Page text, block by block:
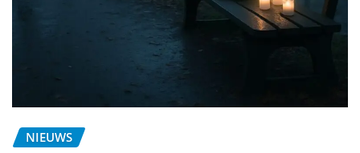
NIEUWS